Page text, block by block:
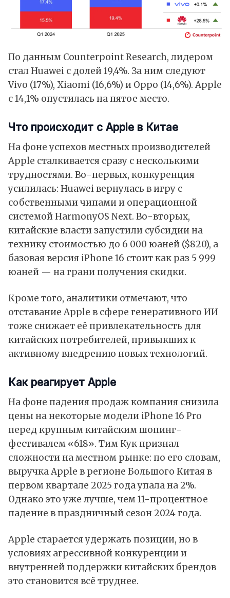
По данным Counterpoint Research, лидером
сталHuawei с долей 19,4%. За ним следуют
Vivo (17%), Xiaomi (16,6%) и Oppo (14,6%). Apple
с 14,1% опустилась на пятое место.
Что происходит с Apple в Китае
На фоне успехов местных производителей
Apple сталкивается сразу с несколькими
трудностями. Во-первых, конкуренция
усилилась: Huawei вернулась в игру с
собственными чипами и операционной
системойHarmonyOS Next. Во-вторых,
китайские власти запустили субсидии на
технику стоимостью до 6 000 юаней ($820), а
базовая версия iPhone 16 стоит как раз 5 999
юаней — на грани получения скидки.
Кроме того, аналитики отмечают, что
отставание Apple в сфере генеративного ИИ
тоже снижает её привлекательность для
китайских потребителей, привыкших к
активному внедрению новых технологий.
Как реагирует Apple
На фоне падения продаж компания снизила
цены на некоторые модели iPhone 16 Pro
перед крупным китайским шопинг-
фестивалем «618». Тим Кукпризнал
сложности на местном рынке: по его словам,
выручка Apple в регионе Большого Китая в
первом квартале 2025 года упала на 2%.
Однако это уже лучше, чем 11-процентное
падение в праздничный сезон 2024 года.
Apple старается удержать позиции, но в
условиях агрессивной конкуренции и
внутренней поддержки китайских брендов
это становится всё труднее.